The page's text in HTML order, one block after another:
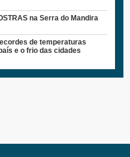
na Serra do Mandira
de temperaturas
e o frio das cidades